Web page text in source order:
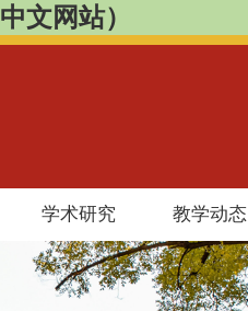
文网站）
学术研究 教学动态